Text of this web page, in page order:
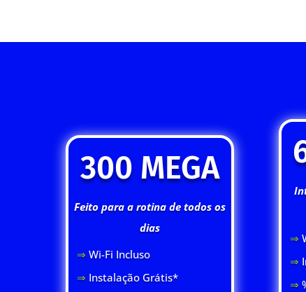
300 MEGA
Feito para a rotina de todos os
dias
⇒ Wi-Fi Incluso
⇒ Instalação Grátis*
⇒
⇒
⇒